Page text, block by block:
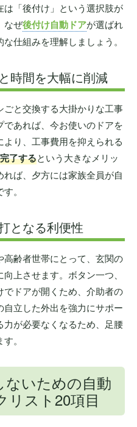
「後付け」という選択肢が
なぜ後付け自動ドアが選ばれ
仕組みを理解しましょう。
時間を大幅に削減
と交換する大掛かりな工事
あれば、今お使いのドアを
り、工事費用を抑えられる
了するという大きなメリッ
れば、夕方には家族全員が自
。
となる利便性
齢者世帯にとって、玄関の
上させます。ボタン一つ、
ドアが開くため、介助者の
立した外出を強力にサポー
力が必要なくなるため、足腰
。
ないための自動
リスト20項目